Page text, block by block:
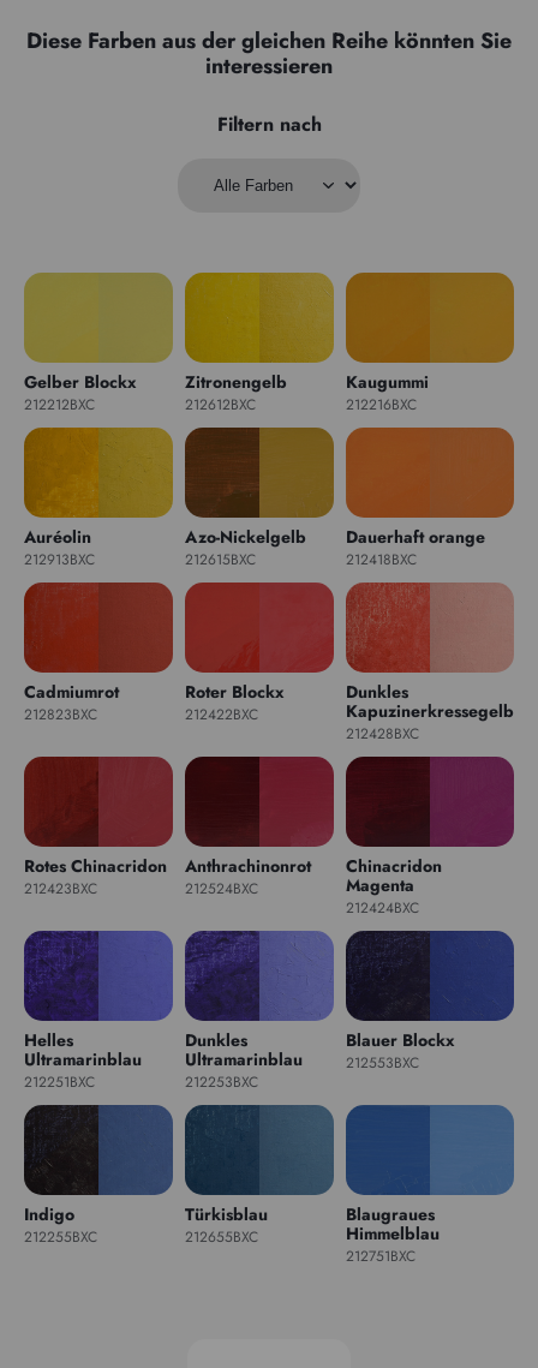
Diese Farben aus der gleichen Reihe könnten Sie
interessieren
Filtern nach
Gelber Blockx
212212BXC
Zitronengelb
212612BXC
Kaugummi
212216BXC
Auréolin
212913BXC
Azo-Nickelgelb
212615BXC
Dauerhaft orange
212418BXC
Cadmiumrot
212823BXC
Roter Blockx
212422BXC
Dunkles
Kapuzinerkressegelb
212428BXC
Rotes Chinacridon
212423BXC
Anthrachinonrot
212524BXC
Chinacridon
Magenta
212424BXC
Helles
Ultramarinblau
212251BXC
Dunkles
Ultramarinblau
212253BXC
Blauer Blockx
212553BXC
Indigo
212255BXC
Türkisblau
212655BXC
Blaugraues
Himmelblau
212751BXC